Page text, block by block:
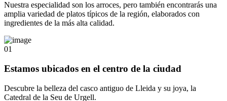
Nuestra especialidad son los arroces, pero también encontrarás una
amplia variedad de platos típicos de la región, elaborados con
ingredientes de la más alta calidad.
01
Estamos ubicados en el centro de la ciudad
Descubre la belleza del casco antiguo de Lleida y su joya, la
Catedral de la Seu de Urgell.